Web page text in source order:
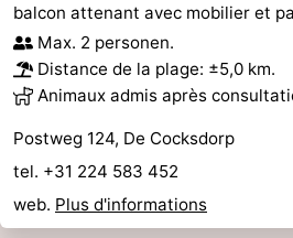
balcon attenant avec mobilier et
Max. 2 personen.
Distance de la plage: ±5,0 km.
Animaux admis après
Postweg 124, De Cocksdorp
tel. +31 224 583 452
web. Plus d'informations